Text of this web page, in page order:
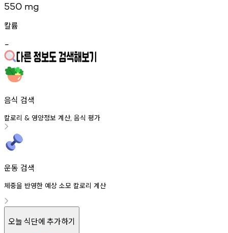
550 mg
칼륨
-
음식 검색
칼로리 & 영양정보 계산, 음식 평가
운동 검색
체중을 반영한 예상 소모 칼로리 계산
오늘 식단에 추가하기